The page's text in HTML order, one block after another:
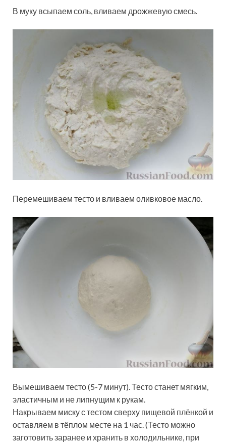
В муку всыпаем соль, вливаем дрожжевую смесь.
Перемешиваем тесто и вливаем оливковое масло.
Вымешиваем тесто (5-7 минут). Тесто станет мягким,
эластичным и не липнущим к рукам.
Накрываем миску с тестом сверху пищевой плёнкой и
оставляем в тёплом месте на 1 час. (Тесто можно
заготовить заранее и хранить в холодильнике, при